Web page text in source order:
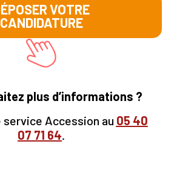
VOTRE
CANDIDATURE
plus d’informations ?
Accession au 05 40
07 71 64.